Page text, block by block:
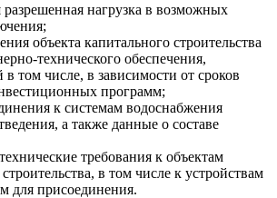
разрешенная нагрузка в возможных
объекта капитального строительства
технического обеспечения,
том числе, в зависимости от сроков
программ;
к системам водоснабжения
а также данные о составе
требования к объектам
в том числе к устройствам
для присоединения.